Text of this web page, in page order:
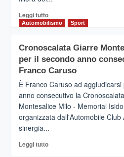
tour
tra
vicoli
medievali
Leggi tuttoLeggi
di
Mondello
(Palermo)
–
adesso
Pasta
–
La
Dente”,
Automobilismo Sport
Cronoscalata Giarre
per il secondo anno
Franco Caruso
È Franco Caruso ad aggiudicarsi
anno consecutivo la
Montesalice Milo - Memorial
organizzata dall'Automobile Club
sinergia...
Leggi tuttoLeggi